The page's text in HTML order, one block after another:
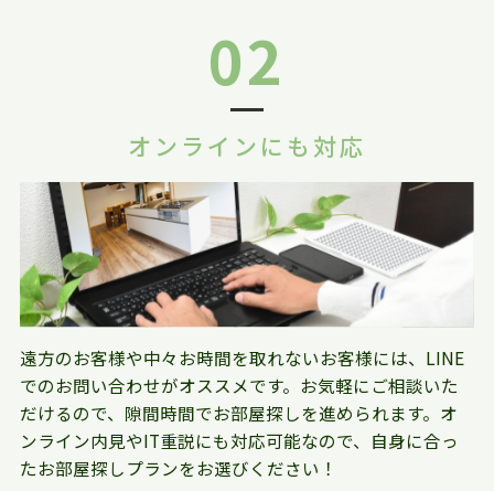
02
オンラインにも対応
遠方のお客様や中々お時間を取れないお客様には、LINE
でのお問い合わせがオススメです。お気軽にご相談いた
だけるので、隙間時間でお部屋探しを進められます。オ
ンライン内見やIT重説にも対応可能なので、自身に合っ
たお部屋探しプランをお選びください！